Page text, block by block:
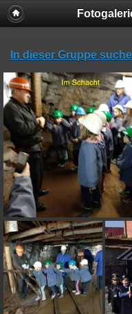
In dieser Gruppe